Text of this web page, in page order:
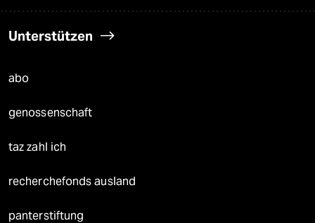
Unterstützen
abo
genossenschaft
taz zahl ich
recherchefonds ausland
panterstiftung